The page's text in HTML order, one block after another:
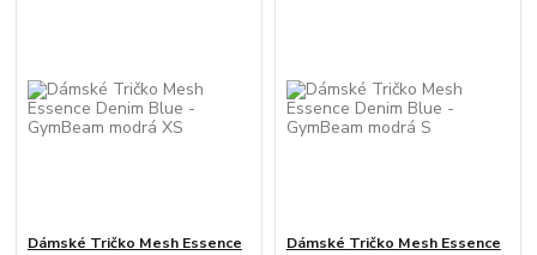
Dámské Tričko Mesh Essence
Dámské Tričko Mesh Essence